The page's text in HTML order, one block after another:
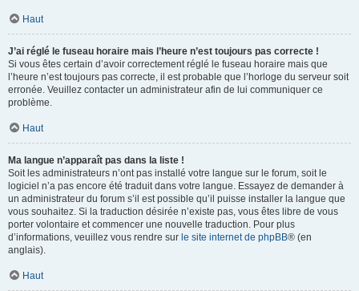
Haut
J’ai réglé le fuseau horaire mais l’heure n’est toujours pas correcte !
Si vous êtes certain d’avoir correctement réglé le fuseau horaire mais que
l’heure n’est toujours pas correcte, il est probable que l’horloge du serveur soit
erronée. Veuillez contacter un administrateur afin de lui communiquer ce
problème.
Haut
Ma langue n’apparaît pas dans la liste !
Soit les administrateurs n’ont pas installé votre langue sur le forum, soit le
logiciel n’a pas encore été traduit dans votre langue. Essayez de demander à
un administrateur du forum s’il est possible qu’il puisse installer la langue que
vous souhaitez. Si la traduction désirée n’existe pas, vous êtes libre de vous
porter volontaire et commencer une nouvelle traduction. Pour plus
d’informations, veuillez vous rendre sur le site internet de phpBB® (en
anglais).
Haut